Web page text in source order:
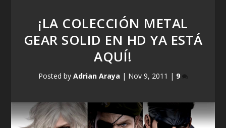
¡LA COLECCIÓN METAL
GEAR SOLID EN HD YA ESTÁ
AQUÍ!
Posted by Adrian Araya | Nov 9, 2011 | 9